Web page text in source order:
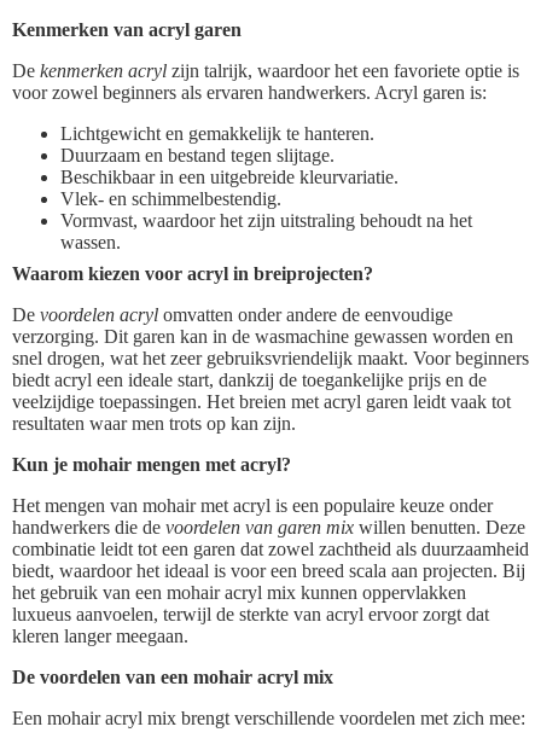
Kenmerken van acryl garen
De kenmerken acryl zijn talrijk, waardoor het een favoriete optie is
voor zowel beginners als ervaren handwerkers. Acryl garen is:
Lichtgewicht en gemakkelijk te hanteren.
Duurzaam en bestand tegen slijtage.
Beschikbaar in een uitgebreide kleurvariatie.
Vlek- en schimmelbestendig.
Vormvast, waardoor het zijn uitstraling behoudt na het
wassen.
Waarom kiezen voor acryl in breiprojecten?
De voordelen acryl omvatten onder andere de eenvoudige
verzorging. Dit garen kan in de wasmachine gewassen worden en
snel drogen, wat het zeer gebruiksvriendelijk maakt. Voor beginners
biedt acryl een ideale start, dankzij de toegankelijke prijs en de
veelzijdige toepassingen. Het breien met acryl garen leidt vaak tot
resultaten waar men trots op kan zijn.
Kun je mohair mengen met acryl?
Het mengen van mohair met acryl is een populaire keuze onder
handwerkers die de voordelen van garen mix willen benutten. Deze
combinatie leidt tot een garen dat zowel zachtheid als duurzaamheid
biedt, waardoor het ideaal is voor een breed scala aan projecten. Bij
het gebruik van een mohair acryl mix kunnen oppervlakken
luxueus aanvoelen, terwijl de sterkte van acryl ervoor zorgt dat
kleren langer meegaan.
De voordelen van een mohair acryl mix
Een mohair acryl mix brengt verschillende voordelen met zich mee: